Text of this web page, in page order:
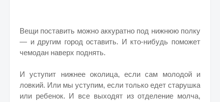
Вещи поставить можно аккуратно под нижнюю полку
— и другим город оставить. И кто-нибудь поможет
чемодан наверх поднять.
И уступит нижнее околица, если сам молодой и
ловкий. Или мы уступим, если только едет старушка
или ребенок. И все выходят из отделение молча,